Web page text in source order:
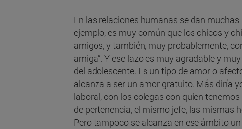
En las relaciones humanas se dan
ejemplo, es muy común que los chicos y
amigos, y también, muy probablemente,
amiga”. Y ese lazo es muy agradable y
del adolescente. Es un tipo de amor o
alcanza a ser un amor gratuito. Más diría
laboral, con los colegas con quien
de pertenencia, el mismo jefe, las mismas
Pero tampoco se alcanza en ese ámbito